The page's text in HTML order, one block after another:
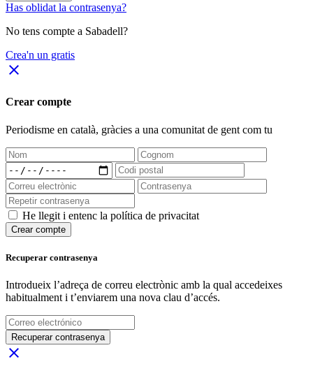
Has oblidat la contrasenya?
No tens compte a Sabadell?
Crea'n un gratis
close
Crear compte
Periodisme en català, gràcies a una comunitat de gent com tu
He llegit i entenc la política de privacitat
Crear compte
Recuperar contrasenya
Introdueix l’adreça de correu electrònic amb la qual accedeixes
habitualment i t’enviarem una nova clau d’accés.
Recuperar contrasenya
close